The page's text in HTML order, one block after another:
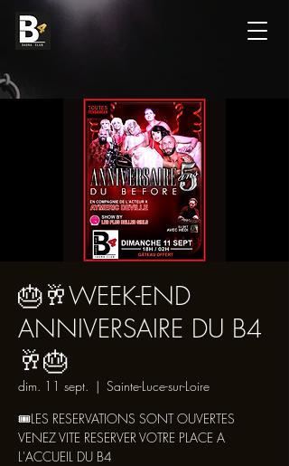
🎂🥂WEEK-END
ANNIVERSAIRE DU B4
🥂🎂
dim. 11 sept.
  |
Sainte-Luce-sur-Loire
🎟LES RESERVATIONS SONT OUVERTES
VENEZ VITE RESERVER VOTRE PLACE A
L'ACCUEIL DU B4